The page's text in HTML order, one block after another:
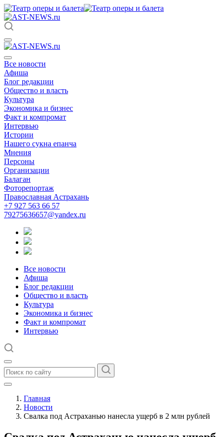
Все новости
Афиша
Блог редакции
Общество и власть
Культура
Экономика и бизнес
Факт и компромат
Интервью
Истории
Нашего сукна епанча
Мнения
Персоны
Организации
Балаган
Фоторепортаж
Православная Астрахань
+7 927 563 66 57
79275636657@yandex.ru
Все новости
Афиша
Блог редакции
Общество и власть
Культура
Экономика и бизнес
Факт и компромат
Интервью
Главная
Новости
Свалка под Астраханью нанесла ущерб в 2 млн рублей